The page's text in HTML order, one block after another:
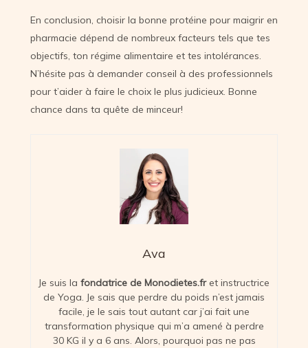
En conclusion, choisir la bonne protéine pour maigrir en
pharmacie dépend de nombreux facteurs tels que tes
objectifs, ton régime alimentaire et tes intolérances.
N’hésite pas à demander conseil à des professionnels
pour t’aider à faire le choix le plus judicieux. Bonne
chance dans ta quête de minceur!
Ava
Je suis la fondatrice de Monodietes.fret instructrice
de Yoga. Je sais que perdre du poids n’est jamais
facile, je le sais tout autant car j’ai fait une
transformation physique qui m’a amené à perdre
30 KG il y a 6 ans. Alors, pourquoi pas ne pas